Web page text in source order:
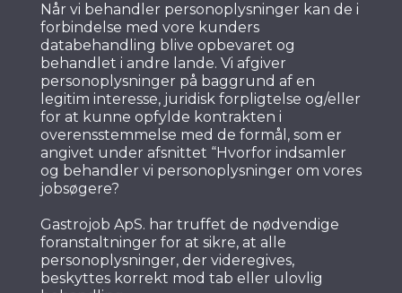
Når vi behandler personoplysninger kan de i
forbindelse med vore kunders
databehandling blive opbevaret og
behandlet i andre lande. Vi afgiver
personoplysninger på baggrund af en
legitim interesse, juridisk forpligtelse og/eller
for at kunne opfylde kontrakten i
overensstemmelse med de formål, som er
angivet under afsnittet “Hvorfor indsamler
og behandler vi personoplysninger om vores
jobsøgere?
Gastrojob ApS. har truffet de nødvendige
foranstaltninger for at sikre, at alle
personoplysninger, der videregives,
beskyttes korrekt mod tab eller ulovlig